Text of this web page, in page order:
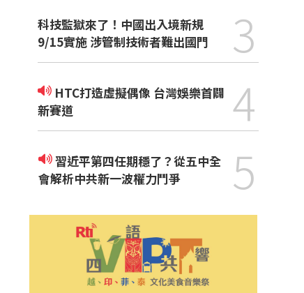
科技監獄來了！中國出入境新規
9/15實施 涉管制技術者難出國門
3
新賽道
4
習近平第四任期穩了？從五中全
會解析中共新一波權力鬥爭
5